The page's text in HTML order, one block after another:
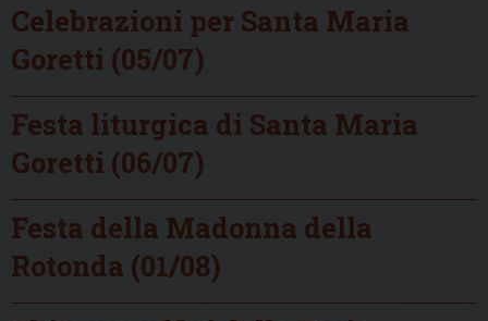
Celebrazioni per Santa Maria
Goretti (05/07)
Festa liturgica di Santa Maria
Goretti (06/07)
Festa della Madonna della
Rotonda (01/08)